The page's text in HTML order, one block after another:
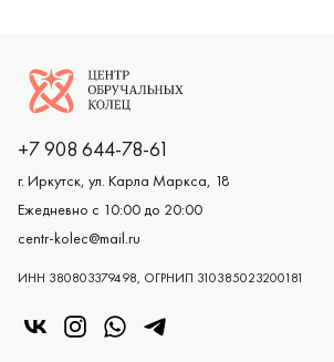
Логотип компании
+7 908 644-78-61
г. Иркутск, ул. Карла Маркса, 18
Ежедневно с 10:00 до 20:00
centr-kolec@mail.ru
ИНН 380803379498, ОГРНИП 310385023200181
«Центр колец» в VK
«Центр колец» в Instagram
«Центр колец» в Whatsapp
«Центр колец» в Telegram